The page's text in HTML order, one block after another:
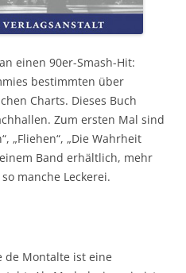
einen 90er-Smash-Hit:
bestimmten über
Charts. Dieses Buch
Zum ersten Mal sind
„Fliehen“, „Die Wahrheit
Band erhältlich, mehr
manche Leckerei.
de Montalte ist eine